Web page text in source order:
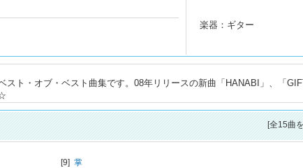
楽器：ギター
スト・オブ・ベスト曲集です。08年リリースの新曲「HANABI」、「
[全15曲
[9] 掌